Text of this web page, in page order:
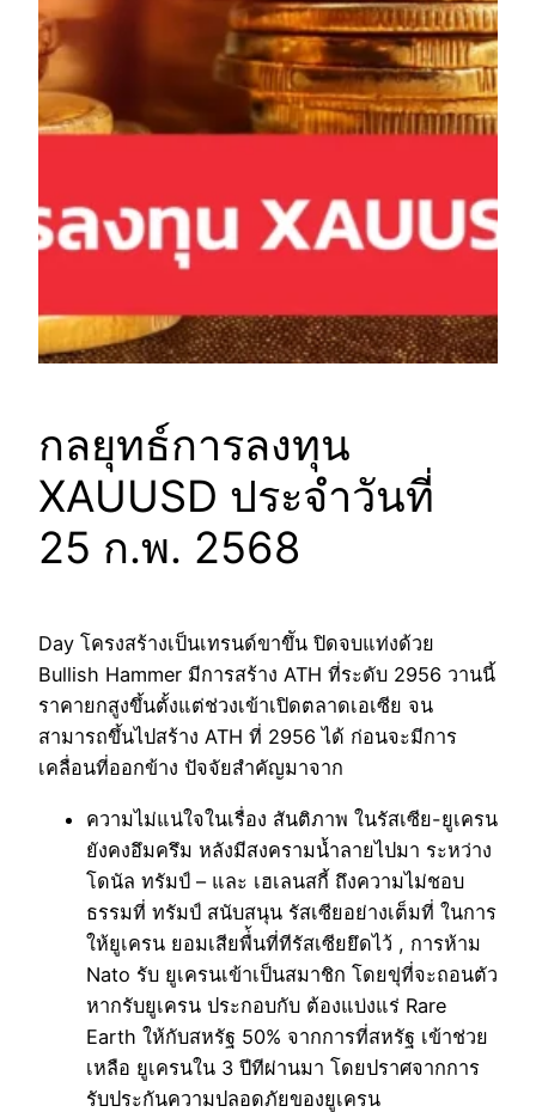
กลยุทธ์การลงทุน
XAUUSD ประจำวันที่
25 ก.พ. 2568
Day โครงสร้างเป็นเทรนด์ขาขึัน ปิดจบแท่งด้วย
Bullish Hammer มีการสร้าง ATH ที่ระดับ 2956 วานนี้
ราคายกสูงขึ้นตั้งแต่ช่วงเข้าเปิดตลาดเอเซีย จน
สามารถขึ้นไปสร้าง ATH ที่ 2956 ได้ ก่อนจะมีการ
เคลื่อนที่ออกข้าง ปัจจัยสำคัญมาจาก
ความไม่แน่ใจในเรื่อง สันติภาพ ในรัสเซีย-ยูเครน
ยังคงอึมครึม หลังมีสงครามน้ำลายไปมา ระหว่าง
โดนัล ทรัมป์ – และ เฮเลนสกี้ ถึงความไม่ชอบ
ธรรมที่ ทรัมป์ สนับสนุน รัสเซียอย่างเต็มที่ ในการ
ให้ยูเครน ยอมเสียพื่้นที่ทีรัสเซียยึดไว้ , การห้าม
Nato รับ ยูเครนเข้าเป็นสมาชิก โดยขุ่ที่จะถอนตัว
หากรับยูเครน ประกอบกับ ต้องแบ่งแร่ Rare
Earth ให้กับสหรัฐ 50% จากการที่สหรัฐ เข้าช่วย
เหลือ ยูเครนใน 3 ปีทีผ่านมา โดยปราศจากการ
รับประกันความปลอดภัยของยูเครน